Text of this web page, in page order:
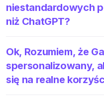
niestandardowych
niż ChatGPT?
Ok, Rozumiem, że
spersonalizowany,
się na realne